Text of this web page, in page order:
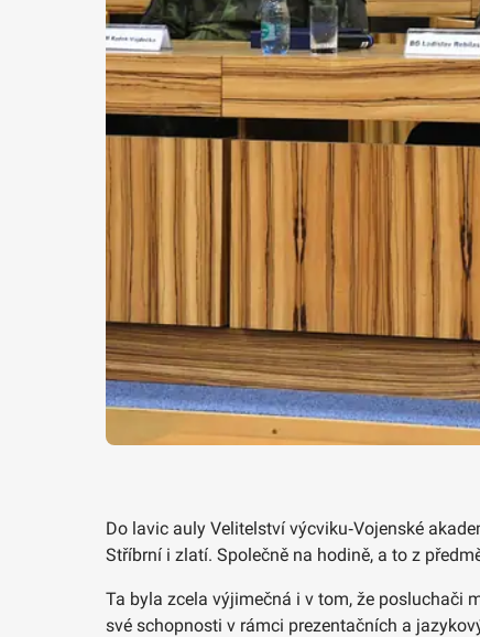
Do lavic auly Velitelství výcviku‑Vojenské
Stříbrní i zlatí. Společně na hodině, a to z
Ta byla zcela výjimečná i v tom, že posluchači
své schopnosti v rámci prezentačních a